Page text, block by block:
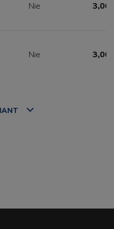
Nie 3,00
Nie 3,00